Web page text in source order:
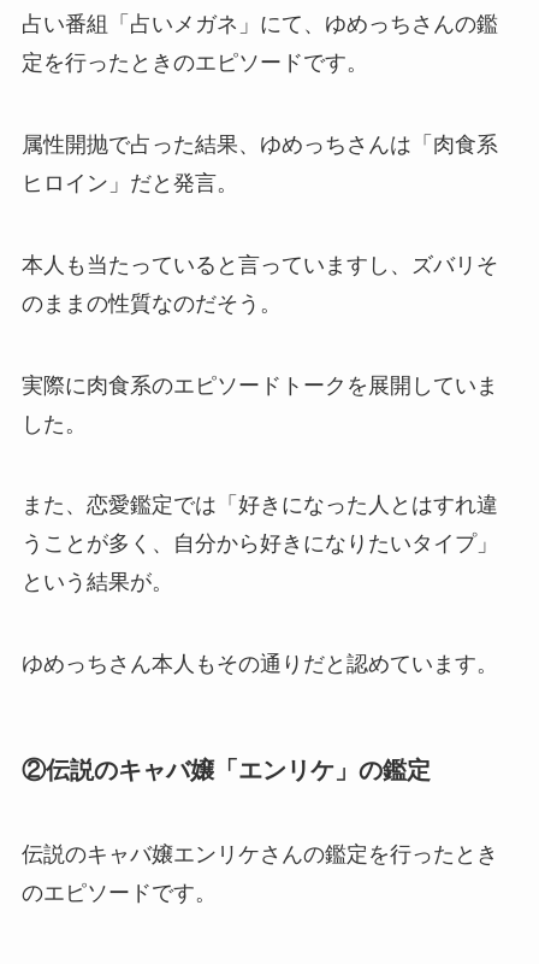
占い番組「占いメガネ」にて、ゆめっちさんの鑑
定を行ったときのエピソードです。
属性開抛で占った結果、ゆめっちさんは「肉食系
ヒロイン」だと発言。
本人も当たっていると言っていますし、ズバリそ
のままの性質なのだそう。
実際に肉食系のエピソードトークを展開していま
した。
また、恋愛鑑定では「好きになった人とはすれ違
うことが多く、自分から好きになりたいタイプ」
という結果が。
ゆめっちさん本人もその通りだと認めています。
②伝説のキャバ嬢「エンリケ」の鑑定
伝説のキャバ嬢エンリケさんの鑑定を行ったとき
のエピソードです。